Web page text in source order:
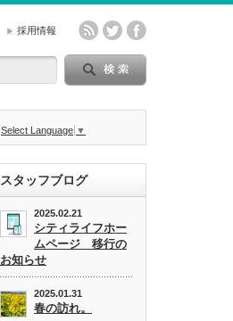
採用情報
Select Language ▼
スタッフブログ
2025.02.21
シティライフホー
ムページ 移行の
お知らせ
2025.01.31
春の訪れ。